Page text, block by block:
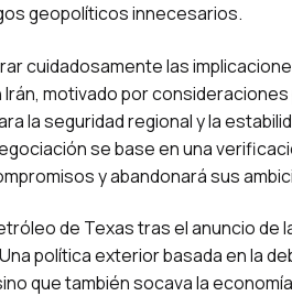
geopolíticos innecesarios.
cuidadosamente las
motivado por
la seguridad regional y la
se base en una
y abandonará sus
de Texas tras el anuncio de
política exterior basada en la
que también socava la